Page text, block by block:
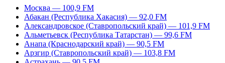
Москва — 100,9 FM
Абакан (Республика Хакасия) — 92,0 FM
Александровское (Ставропольский край) — 101,9 FM
Альметьевск (Республика Татарстан) — 99,6 FM
Анапа (Краснодарский край) — 90,5 FM
Арзгир (Ставропольский край) — 103,8 FM